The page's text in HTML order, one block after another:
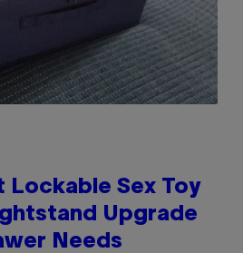
Lockable Sex Toy
Upgrade
Needs